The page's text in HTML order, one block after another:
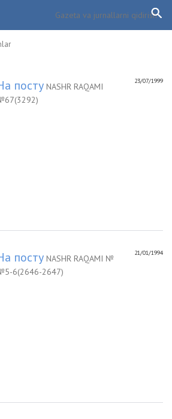
23/07/1999
посту NASHR RAQAMI
21/01/1994
посту NASHR RAQAMI №
6(2646-2647)